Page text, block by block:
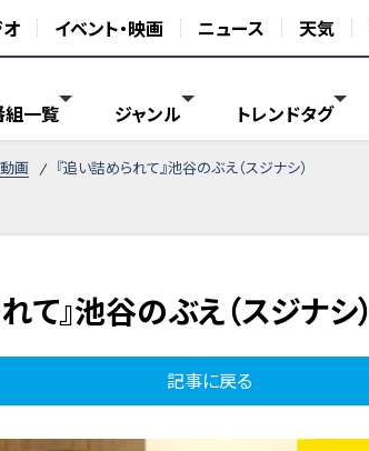
イベント・映画 ニュース 天気
組一覧 ジャンル トレンドタグ
動画 『追い詰められて』池谷のぶえ（スジナシ）
て』池谷のぶえ（スジナシ）
記事に戻る